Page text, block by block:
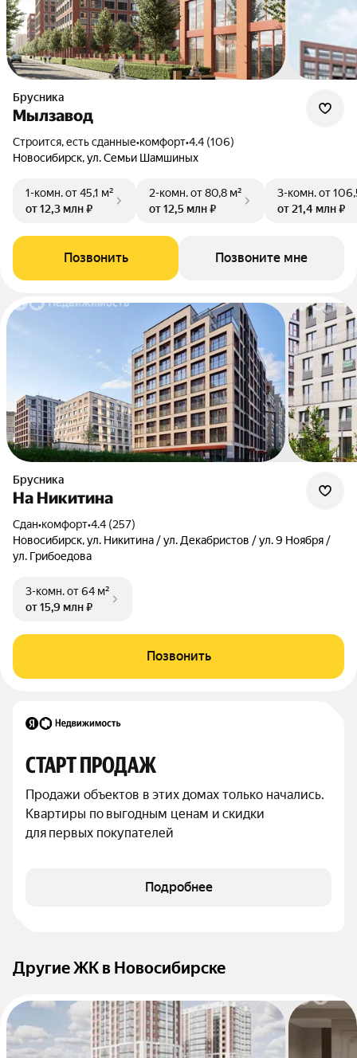
Брусника
Мылзавод
Строится, есть сданные•комфорт•4.4 (106)
Новосибирск, ул. Семьи Шамшиных
1-комн.от 45,1 м²
от 12,3 млн ₽
2-комн.от 80,8 м²
от 12,5 млн ₽
3-комн.от
от 21,4 млн ₽
Позвонить Позвоните мне
Брусника
На Никитина
Сдан•комфорт•4.4 (257)
Новосибирск, ул. Никитина / ул. Декабристов / ул. 9 Ноября /
ул. Грибоедова
3-комн.от 64 м²
от 15,9 млн ₽
Позвонить
СТАРТ ПРОДАЖ
Продажи объектов в этих домах только начались.
Квартиры по выгодным ценам и скидки
для первых покупателей
Подробнее
Другие ЖК в Новосибирске